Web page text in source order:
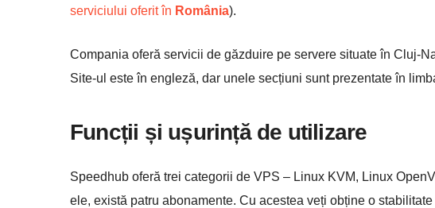
serviciului oferit în România).
Compania oferă servicii de găzduire pe servere situate în Cluj-
Site-ul este în engleză, dar unele secțiuni sunt prezentate în
Funcții și ușurință de utilizare
Speedhub oferă trei categorii de VPS – Linux KVM, Linux
ele, există patru abonamente. Cu acestea veți obține o